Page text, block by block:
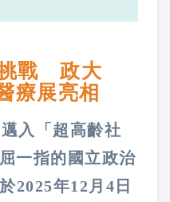
戰 政大
療展亮相
入「超高齡社
一指的國立政治
2025年12月4日